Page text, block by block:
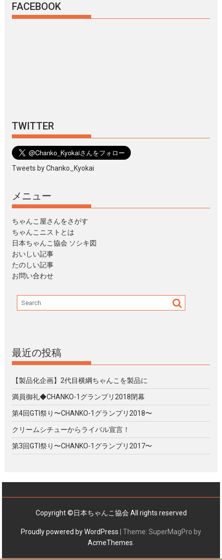
FACEBOOK
TWITTER
Tweets by Chanko_Kyokai
メニュー
ちゃんこ屋さんをさがす
ちゃんこニストとは
日本ちゃんこ協会 ソシキ図
おいしい記事
たのしい記事
お問い合わせ
最近の投稿
【製品化企画】2代目横綱ちゃんこを製品に
満員御礼◆CHANKO-1グランプリ2018閉幕
第4回GTI祭り〜CHANKO-1グランプリ2018〜
クリームシチューからライバル宣言！
第3回GTI祭り〜CHANKO-1グランプリ2017〜
Copyright ©日本ちゃんこ協会 All rights reserved
Proudly powered by WordPress
Theme: SuperMagPro by
AcmeThemes